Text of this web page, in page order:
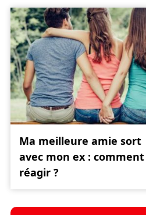
Ma meilleure amie sort
avec mon ex : comment
réagir ?